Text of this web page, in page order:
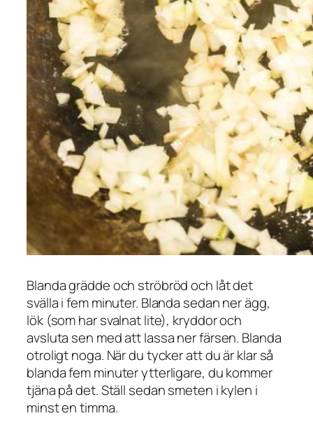
Blanda grädde och ströbröd och låt det
svälla i fem minuter. Blanda sedan ner ägg,
lök (som har svalnat lite), kryddor och
avsluta sen med att lassa ner färsen. Blanda
otroligt noga. När du tycker att du är klar så
blanda fem minuter ytterligare, du kommer
tjäna på det. Ställ sedan smeten i kylen i
minst en timma.